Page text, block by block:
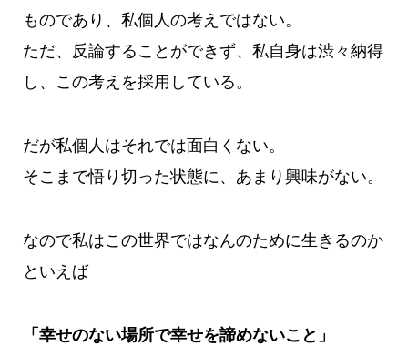
ものであり、私個人の考えではない。
ただ、反論することができず、私自身は渋々納得
し、この考えを採用している。
だが私個人はそれでは面白くない。
そこまで悟り切った状態に、あまり興味がない。
なので私はこの世界ではなんのために生きるのか
といえば
「幸せのない場所で幸せを諦めないこと」